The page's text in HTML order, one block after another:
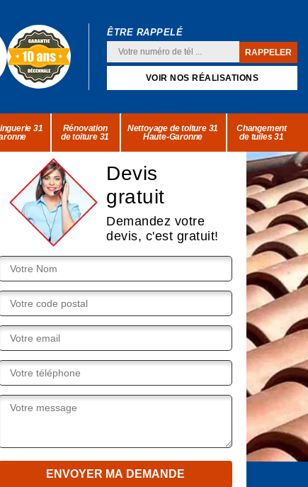
ÊTRE RAPPELÉ
VOIR NOS RÉALISATIONS
31
Rénovation
de toiture 31
Nettoyage de toiture 31
Haute-Garonne
Changement
de tuiles 31
Devis
gratuit
Demandez votre
devis, c'est gratuit!